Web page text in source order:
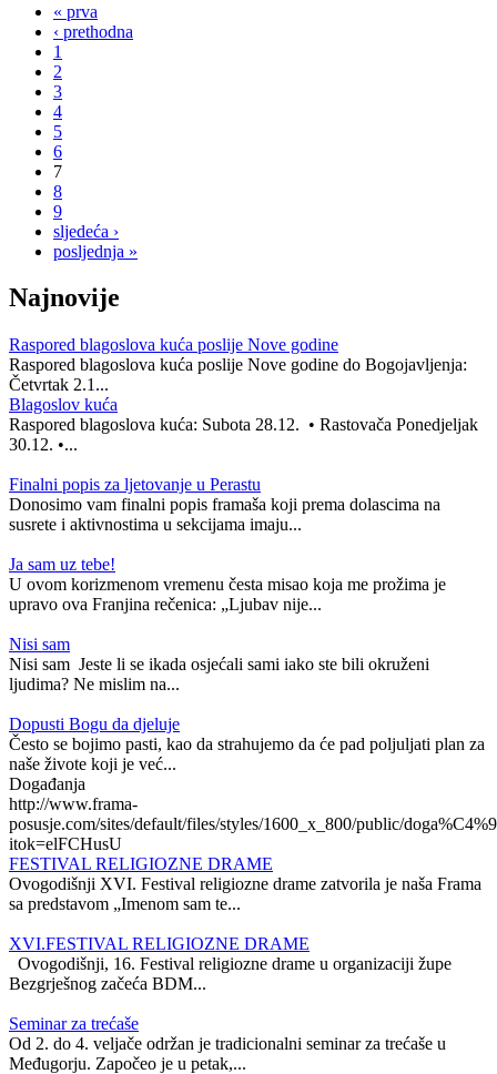
« prva
‹ prethodna
1
2
3
4
5
6
7
8
9
sljedeća ›
posljednja »
Najnovije
Raspored blagoslova kuća poslije Nove godine
Raspored blagoslova kuća poslije Nove godine do Bogojavljenja:
Četvrtak 2.1...
Blagoslov kuća
Raspored blagoslova kuća: Subota 28.12. • Rastovača Ponedjeljak
30.12. •...
Finalni popis za ljetovanje u Perastu
Donosimo vam finalni popis framaša koji prema dolascima na
susrete i aktivnostima u sekcijama imaju...
Ja sam uz tebe!
U ovom korizmenom vremenu česta misao koja me prožima je
upravo ova Franjina rečenica: „Ljubav nije...
Nisi sam
Nisi sam Jeste li se ikada osjećali sami iako ste bili okruženi
ljudima? Ne mislim na...
Dopusti Bogu da djeluje
Često se bojimo pasti, kao da strahujemo da će pad poljuljati plan za
naše živote koji je već...
Događanja
http://www.frama-
posusje.com/sites/default/files/styles/1600_x_800/public/
itok=elFCHusU
FESTIVAL RELIGIOZNE DRAME
Ovogodišnji XVI. Festival religiozne drame zatvorila je naša Frama
sa predstavom „Imenom sam te...
XVI.FESTIVAL RELIGIOZNE DRAME
Ovogodišnji, 16. Festival religiozne drame u organizaciji župe
Bezgrješnog začeća BDM...
Seminar za trećaše
Od 2. do 4. veljače održan je tradicionalni seminar za trećaše u
Međugorju. Započeo je u petak,...